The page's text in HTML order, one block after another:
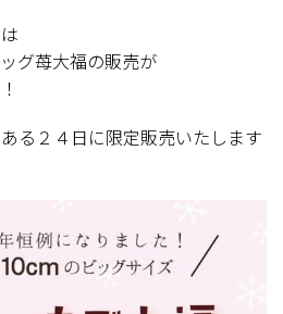
グ苺大福の販売が
る２４日に限定販売いたします